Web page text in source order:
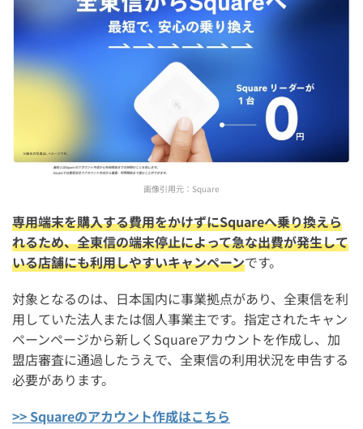
画像引用元： Square
専用端末を購入する費用をかけずにSquareへ乗り換えら
れるため、全東信の端末停止によって急な出費が発生して
いる店舗にも利用しやすいキャンペーンです。
対象となるのは、日本国内に事業拠点があり、全東信を利
用していた法人または個人事業主です。指定されたキャン
ペーンページから新しくSquareアカウントを作成し、加
盟店審査に通過したうえで、全東信の利用状況を申告する
必要があります。
>> Squareのアカウント作成はこちら